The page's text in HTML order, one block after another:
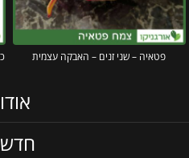
פטאיה – שני זנים – האבקה עצמית